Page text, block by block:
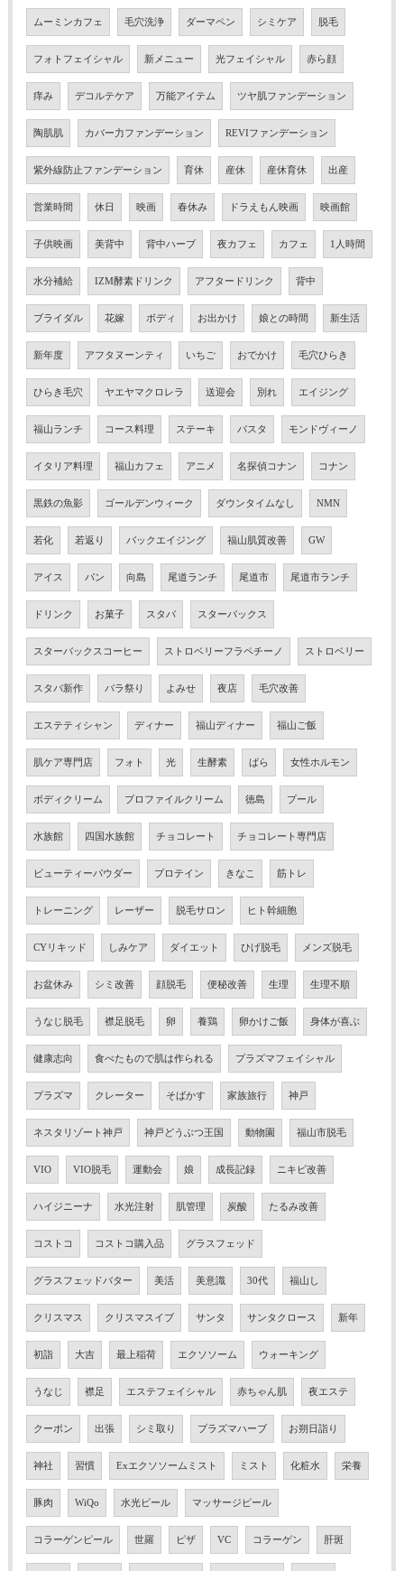
ムーミンカフェ 毛穴洗浄 ダーマペン シミケア 脱毛
フォトフェイシャル 新メニュー 光フェイシャル 赤ら顔
痒み デコルテケア 万能アイテム ツヤ肌ファンデーション
陶肌肌 カバー力ファンデーション REVIファンデーション
紫外線防止ファンデーション 育休 産休 産休育休 出産
営業時間 休日 映画 春休み ドラえもん映画 映画館
子供映画 美背中 背中ハーブ 夜カフェ カフェ 1人時間
水分補給 IZM酵素ドリンク アフタードリンク 背中
ブライダル 花嫁 ボディ お出かけ 娘との時間 新生活
新年度 アフタヌーンティ いちご おでかけ 毛穴ひらき
ひらき毛穴 ヤエヤマクロレラ 送迎会 別れ エイジング
福山ランチ コース料理 ステーキ パスタ モンドヴィーノ
イタリア料理 福山カフェ アニメ 名探偵コナン コナン
黒鉄の魚影 ゴールデンウィーク ダウンタイムなし NMN
若化 若返り バックエイジング 福山肌質改善 GW
アイス パン 向島 尾道ランチ 尾道市 尾道市ランチ
ドリンク お菓子 スタバ スターバックス
スターバックスコーヒー ストロベリーフラペチーノ ストロベリー
スタバ新作 バラ祭り よみせ 夜店 毛穴改善
エステティシャン ディナー 福山ディナー 福山ご飯
肌ケア専門店 フォト 光 生酵素 ばら 女性ホルモン
ボディクリーム プロファイルクリーム 徳島 プール
水族館 四国水族館 チョコレート チョコレート専門店
ビューティーパウダー プロテイン きなこ 筋トレ
トレーニング レーザー 脱毛サロン ヒト幹細胞
CYリキッド しみケア ダイエット ひげ脱毛 メンズ脱毛
お盆休み シミ改善 顔脱毛 便秘改善 生理 生理不順
うなじ脱毛 襟足脱毛 卵 養鶏 卵かけご飯 身体が喜ぶ
健康志向 食べたもので肌は作られる プラズマフェイシャル
プラズマ クレーター そばかす 家族旅行 神戸
ネスタリゾート神戸 神戸どうぶつ王国 動物園 福山市脱毛
VIO VIO脱毛 運動会 娘 成長記録 ニキビ改善
ハイジニーナ 水光注射 肌管理 炭酸 たるみ改善
コストコ コストコ購入品 グラスフェッド
グラスフェッドバター 美活 美意識 30代 福山し
クリスマス クリスマスイブ サンタ サンタクロース 新年
初詣 大吉 最上稲荷 エクソソーム ウォーキング
うなじ 襟足 エステフェイシャル 赤ちゃん肌 夜エステ
クーポン 出張 シミ取り プラズマハーブ お朔日詣り
神社 習慣 Exエクソソームミスト ミスト 化粧水 栄養
豚肉 WiQo 水光ピール マッサージピール
コラーゲンピール 世羅 ピザ VC コラーゲン 肝斑